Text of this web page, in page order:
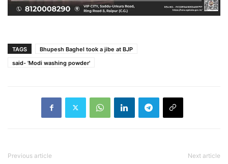
TAGS
Bhupesh Baghel took a jibe at BJP
said- 'Modi washing powder'
Previous article Next article